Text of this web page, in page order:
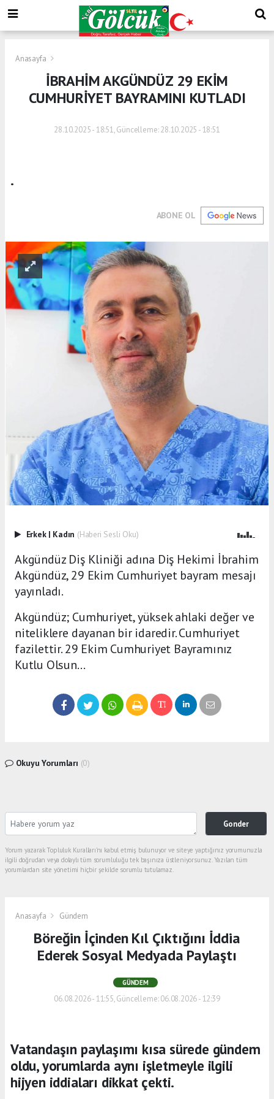
Anasayfa
İBRAHİM AKGÜNDÜZ 29 EKİM
CUMHURİYET BAYRAMINI KUTLADI
28.10.2025 - 18:51, Güncelleme: 28.10.2025 - 18:51
.
ABONE OL
Erkek | Kadın (Haberi Sesli Oku)
Akgündüz Diş Kliniği adına Diş Hekimi İbrahim
Akgündüz, 29 Ekim Cumhuriyet bayram mesajı
yayınladı.
Akgündüz; Cumhuriyet, yüksek ahlaki değer ve
niteliklere dayanan bir idaredir. Cumhuriyet
fazilettir. 29 Ekim Cumhuriyet Bayramınız
Kutlu Olsun…
Okuyu Yorumları (0)
Gonder
Yorum yazarak Topluluk Kuralları’nı kabul etmiş bulunuyor ve siteye yaptığınız yorumunuzla
ilgili doğrudan veya dolaylı tüm sorumluluğu tek başınıza üstleniyorsunuz. Yazılan tüm
yorumlardan site yönetimi hiçbir şekilde sorumlu tutulamaz.
Anasayfa Gündem
Böreğin İçinden Kıl Çıktığını İddia
Ederek Sosyal Medyada Paylaştı
GÜNDEM
06.08.2026 - 11:55, Güncelleme: 06.08.2026 - 12:39
Vatandaşın paylaşımı kısa sürede gündem
oldu, yorumlarda aynı işletmeyle ilgili
hijyen iddiaları dikkat çekti.